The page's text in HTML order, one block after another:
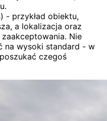
- przykład obiektu,
a lokalizacja oraz
Nie
na wysoki standard - w
czegoś